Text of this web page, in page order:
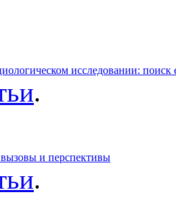
исследовании: поиск
.
и перспективы
.